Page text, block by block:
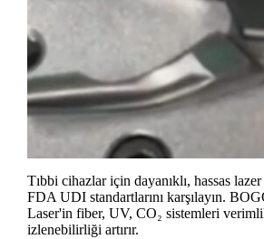
Tıbbi cihazlar için dayanıklı, hassas
FDA UDI standartlarını karşılayın.
Laser'in fiber, UV, CO₂ sistemleri
izlenebilirliği artırır.